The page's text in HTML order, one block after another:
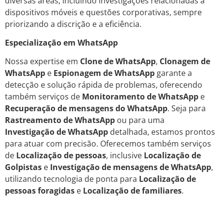
dispositivos móveis e questões corporativas, sempre
priorizando a discrição e a eficiência.
Especialização em WhatsApp
Nossa expertise em Clone de WhatsApp, Clonagem de
WhatsApp e Espionagem de WhatsAppgarante a
detecção e solução rápida de problemas, oferecendo
também serviços de Monitoramento de WhatsApp e
Recuperação de mensagens do WhatsApp. Seja para
Rastreamento de WhatsApp ou para uma
Investigação de WhatsApp detalhada, estamos prontos
para atuar com precisão. Oferecemos também serviços
de Localização de pessoas, inclusive Localização de
Golpistas e Investigação de mensagens de WhatsApp,
utilizando tecnologia de ponta para Localização de
pessoas foragidas e Localização de familiares.